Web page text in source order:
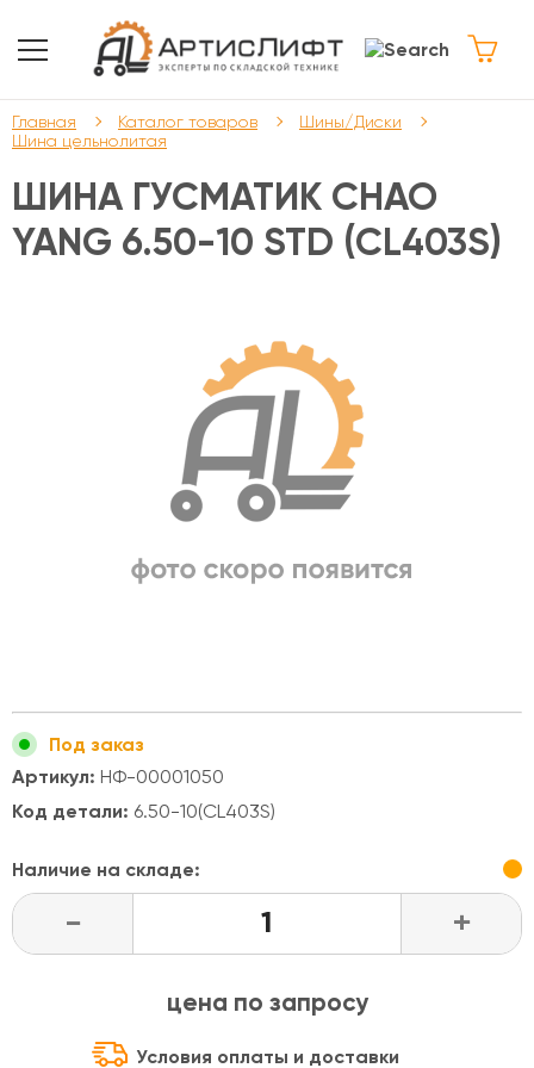
Главная Каталог товаров
Шины/Диски
Шина цельнолитая
ШИНА ГУСМАТИК CHAO
YANG 6.50-10 STD (CL403S)
Под заказ
Артикул: НФ-00001050
Код детали: 6.50-10(CL403S)
Наличие на складе:
- +
цена по запросу
Условия оплаты и доставки